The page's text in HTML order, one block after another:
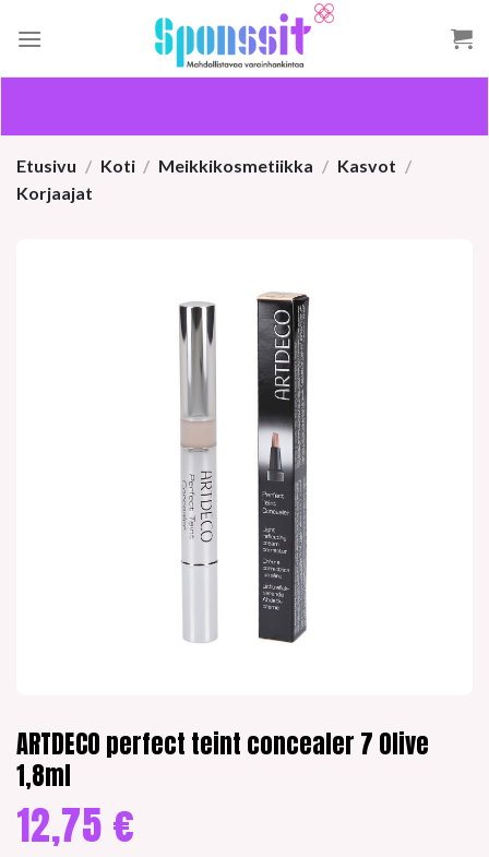
Etusivu / Koti / Meikkikosmetiikka / Kasvot /
Korjaajat
ARTDECO perfect teint concealer 7 Olive
1,8ml
12,75 €